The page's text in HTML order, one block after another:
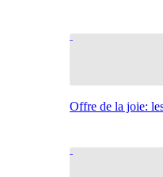
Offre de la joie: